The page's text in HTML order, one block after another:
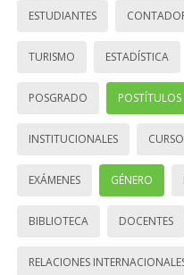
ESTUDIANTES
TURISMO ESTADÍSTICA
POSGRADO POSTÍTULOS
INSTITUCIONALES
EXÁMENES GÉNERO
BIBLIOTECA DOCENTES
RELACIONES